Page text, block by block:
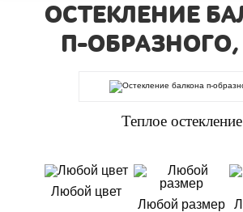
ОСТЕКЛЕНИЕ
П-ОБРАЗНОГО,
Теплое остекление
Любой цвет
Любой размер